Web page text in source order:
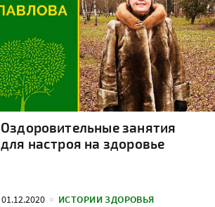
Оздоровительные занятия
для настроя на здоровье
01.12.2020 ИСТОРИИ ЗДОРОВЬЯ